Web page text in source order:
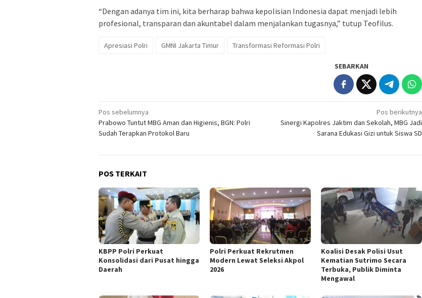
“Dengan adanya tim ini, kita berharap bahwa kepolisian Indonesia dapat menjadi lebih
profesional, transparan dan akuntabel dalam menjalankan tugasnya,” tutup Teofilus.
Apresiasi Polri GMNI Jakarta Timur Transformasi Reformasi Polri
SEBARKAN
Navigasi
pos
Pos sebelumnya
Prabowo Tuntut MBG Aman dan Higienis, BGN: Polri
Sudah Terapkan Protokol Baru
Pos berikutnya
Sinergi Kapolres Jaktim dan Sekolah, MBG Jadi
Sarana Edukasi Gizi untuk Siswa SD
POS TERKAIT
KBPP Polri Perkuat
Konsolidasi dari Pusat hingga
Daerah
Polri Perkuat Rekrutmen
Modern Lewat Seleksi Akpol
2026
Koalisi Desak Polisi Usut
Kematian Sutrimo Secara
Terbuka, Publik Diminta
Mengawal